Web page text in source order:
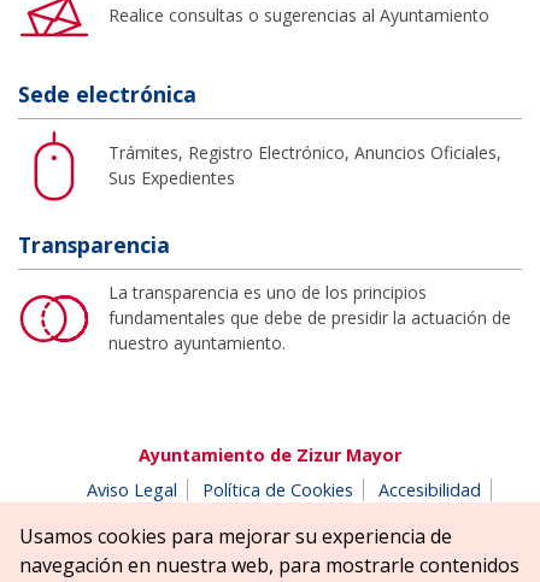
Realice consultas o sugerencias al Ayuntamiento
Sede electrónica
Trámites, Registro Electrónico, Anuncios Oficiales,
Sus Expedientes
Transparencia
La transparencia es uno de los principios
fundamentales que debe de presidir la actuación de
nuestro ayuntamiento.
Ayuntamiento de Zizur Mayor
Aviso Legal
Política de Cookies
Accesibilidad
Parque Erreniega parkea, s/n | 31180 Zizur Mayor-Zizur
Nagusia (NAVARRA-NAFARROA)
Usamos cookies para mejorar su experiencia de
navegación en nuestra web, para mostrarle contenidos